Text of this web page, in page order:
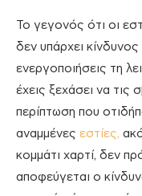
Το γεγονός ότι οι
δεν υπάρχει
ενεργοποιήσεις τη
έχεις ξεχάσει να τις
περίπτωση που
αναμμένες εστίες,
κομμάτι χαρτί, δεν
αποφεύγεται ο